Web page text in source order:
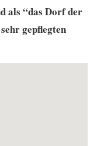
als “das Dorf der
gepflegten